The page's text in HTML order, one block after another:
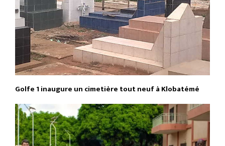
Golfe 1 inaugure un cimetière tout neuf à Klobatémé